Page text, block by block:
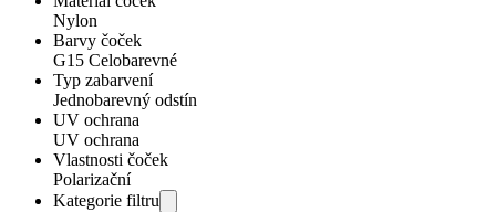
Nylon
Barvy čoček
G15 Celobarevné
Typ zabarvení
Jednobarevný odstín
UV ochrana
UV ochrana
Vlastnosti čoček
Polarizační
Kategorie filtru